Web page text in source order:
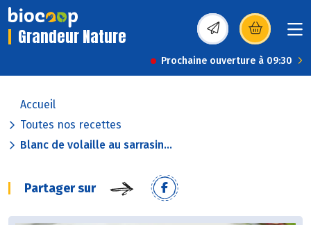
Grandeur Nature (s’ouvre dans une
Prochaine ouverture à 09:30
Accueil
Toutes nos recettes
Blanc de volaille au sarrasin...
Partager sur